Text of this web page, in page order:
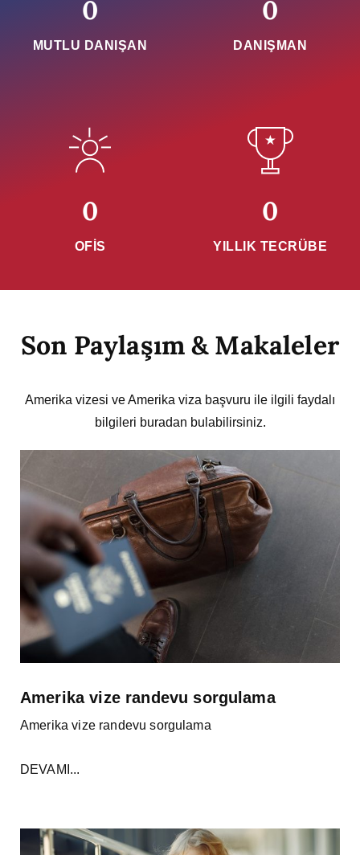
MUTLU DANIŞAN
0
DANIŞMAN
0
OFİS
0
YILLIK TECRÜBE
0
Son Paylaşım & Makaleler
Amerika vizesi ve Amerika viza başvuru ile ilgili faydalı
bilgileri buradan bulabilirsiniz.
Amerika vize randevu sorgulama
Amerika vize randevu sorgulama
DEVAMI...